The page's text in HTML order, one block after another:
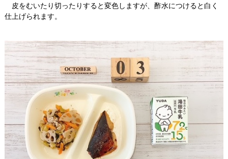
皮をむいたり切ったりすると変色しますが、酢水につけると白く
仕上げられます。